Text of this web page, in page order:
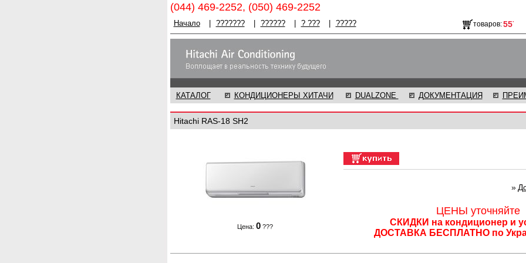
(044) 469-2252, (050) 469-2252
Начало ??????? ?????? ? ??? ????? товаров:
КАТАЛОГ КОНДИЦИОНЕРЫ ХИТАЧИ DUALZONE ДОКУМЕНТАЦИЯ
Hitachi RAS-18 SH2
Цена: 0 ???
»
ЦЕНЫ уточняйте
СКИДКИ на кондиционер и
ДОСТАВКА БЕСПЛАТНО по